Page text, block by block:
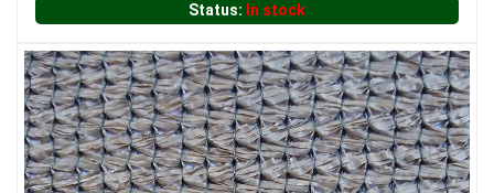
Status: In stock